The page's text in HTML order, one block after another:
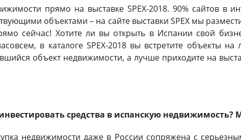
прямо на выставке SPEX-2018. 90% сайтов в
объектами – на сайте выставки SPEX мы
сейчас! Хотите ли вы открыть в Испании свой
в каталоге SPEX-2018 вы встретите объекты
объект недвижимости, а лучше приходите на
средства в испанскую недвижимость?
недвижимости даже в России сопряжена с